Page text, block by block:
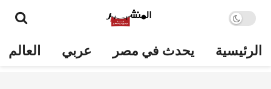
الرئيسية يحدث في مصر عربي العالم